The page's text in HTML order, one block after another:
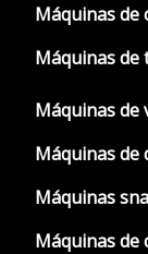
Máquinas de
Máquinas de
Máquinas de
Máquinas de
Máquinas
Máquinas de